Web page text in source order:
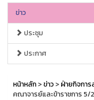
ข่าว
ประชุม
ประกาศ
หน้าหลัก>ข่าว>ฝ่ายกิจการ
คณาจารย์และข้าราชการ 5/